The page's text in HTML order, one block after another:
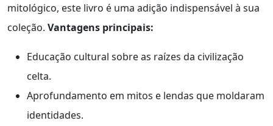
mitológico, este livro é uma adição indispensável à sua
coleção. Vantagens principais:
Educação cultural sobre as raízes da civilização
celta.
Aprofundamento em mitos e lendas que moldaram
identidades.